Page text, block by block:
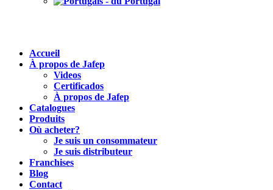
Accueil
À propos de Jafep
Videos
Certificados
À propos de Jafep
Catalogues
Produits
Où acheter?
Je suis un consommateur
Je suis distributeur
Franchises
Blog
Contact